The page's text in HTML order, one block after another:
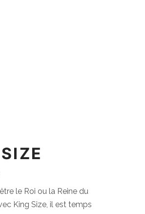
le Roi ou la Reine du
King Size, il est temps